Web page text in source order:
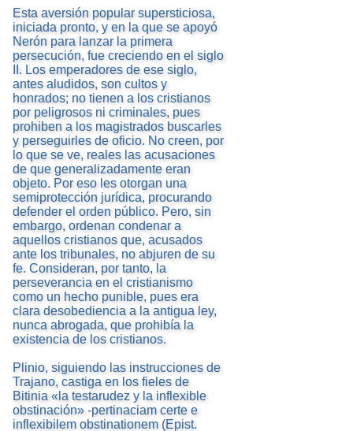
Esta aversión popular supersticiosa,
iniciada pronto, y en la que se apoyó
Nerón para lanzar la primera
persecución, fue creciendo en el siglo
II. Los emperadores de ese siglo,
antes aludidos, son cultos y
honrados; no tienen a los cristianos
por peligrosos ni criminales, pues
prohiben a los magistrados buscarles
y perseguirles de oficio. No creen, por
lo que se ve, reales las acusaciones
de que generalizadamente eran
objeto. Por eso les otorgan una
semiprotección jurídica, procurando
defender el orden público. Pero, sin
embargo, ordenan condenar a
aquellos cristianos que, acusados
ante los tribunales, no abjuren de su
fe. Consideran, por tanto, la
perseverancia en el cristianismo
como un hecho punible, pues era
clara desobediencia a la antigua ley,
nunca abrogada, que prohibía la
existencia de los cristianos.
Plinio, siguiendo las instrucciones de
Trajano, castiga en los fieles de
Bitinia «la testarudez y la inflexible
obstinación» -pertinaciam certe e
inflexibilem obstinationem (Epist.